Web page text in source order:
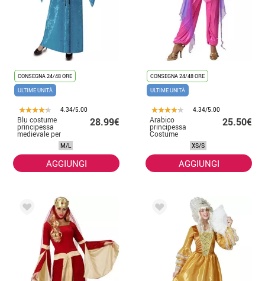
CONSEGNA 24/48 ORE
ULTIME UNITÀ
4.34/5.00
Blu costume
principessa
medievale per
una donna
28.99€
M/L
AGGIUNGI
CONSEGNA 24/48 ORE
ULTIME UNITÀ
4.34/5.00
Arabico
principessa
Costume
elegante Rose,
25.50€
XS/S
AGGIUNGI